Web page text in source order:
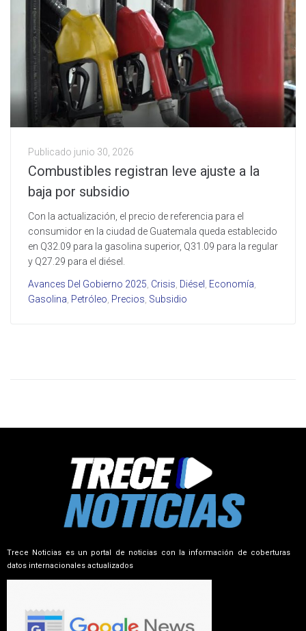
Publicado junio 30, 2026
Combustibles registran leve ajuste a la
baja por subsidio
Con la actualización, el precio de referencia para el
consumidor en la ciudad de Guatemala queda establecido
en Q32.09 para la gasolina superior, Q31.09 para la regular
y Q27.29 para el diésel.
Avances Del Gobierno 2025, Crisis, Diésel , Economía,
Gasolina, Petróleo, Precios, Subsidio
Trece Noticias es un portal de noticias con la información de coberturas
datos internacionales actualizados